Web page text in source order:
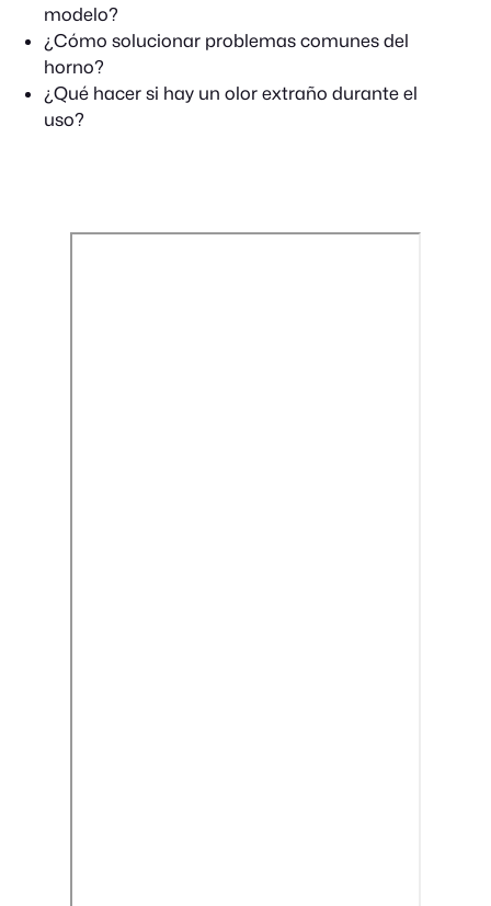
modelo?
¿Cómo solucionar problemas comunes del
horno?
¿Qué hacer si hay un olor extraño durante el
uso?